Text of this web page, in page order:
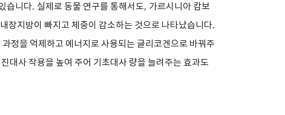
습니다. 실제로 동물 연구를 통해서도, 가르시니아 캄보
장지방이 빠지고 체중이 감소하는 것으로 나타났습니다.
정을 억제하고 에너지로 사용되는 글리코겐으로 바꿔주
대사 작용을 높여 주어 기초대사 량을 늘려주는 효과도